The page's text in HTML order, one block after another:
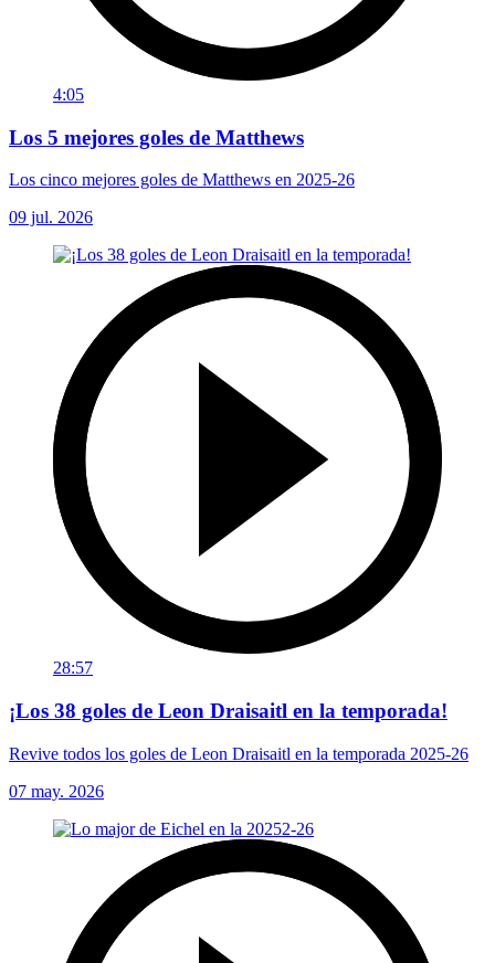
4:05
Los 5 mejores goles de Matthews
Los cinco mejores goles de Matthews en 2025-26
09 jul. 2026
28:57
¡Los 38 goles de Leon Draisaitl en la temporada!
Revive todos los goles de Leon Draisaitl en la temporada 2025-26
07 may. 2026